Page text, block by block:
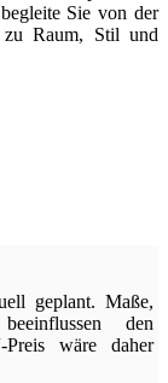
Sie von der
Raum, Stil und
geplant. Maße,
den
Preis wäre daher